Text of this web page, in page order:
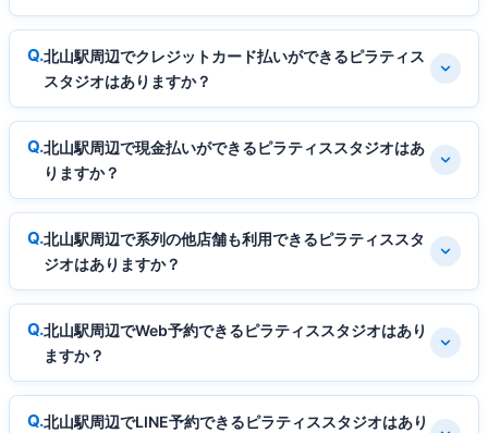
北山駅周辺でクレジットカード払いができるピラティス
スタジオはありますか？
北山駅周辺で現金払いができるピラティススタジオはあ
りますか？
北山駅周辺で系列の他店舗も利用できるピラティススタ
ジオはありますか？
北山駅周辺でWeb予約できるピラティススタジオはあり
ますか？
北山駅周辺でLINE予約できるピラティススタジオはあり